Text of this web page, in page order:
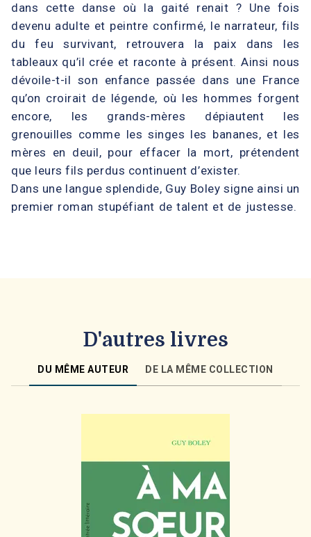
dans cette danse où la gaité renait ? Une fois
devenu adulte et peintre confirmé, le narrateur, fils
du feu survivant, retrouvera la paix dans les
tableaux qu’il crée et raconte à présent. Ainsi nous
dévoile-t-il son enfance passée dans une France
qu’on croirait de légende, où les hommes forgent
encore, les grands-mères dépiautent les
grenouilles comme les singes les bananes, et les
mères en deuil, pour effacer la mort, prétendent
que leurs fils perdus continuent d’exister.
Dans une langue splendide, Guy Boley signe ainsi un
premier roman stupéfiant de talent et de justesse.
D'autres livres
DU MÊME AUTEUR DE LA MÊME COLLECTION